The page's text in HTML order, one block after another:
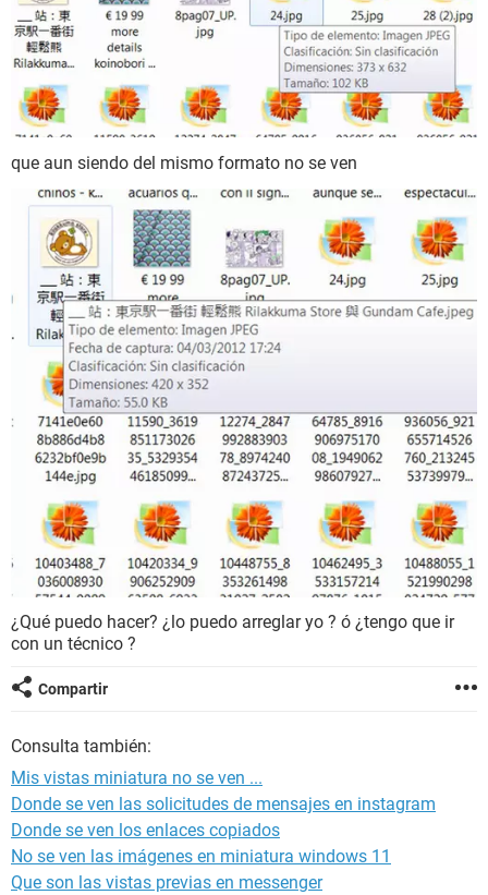
que aun siendo del mismo formato no se ven
¿Qué puedo hacer? ¿lo puedo arreglar yo ? ó ¿tengo que ir
con un técnico ?
Compartir
Consulta también:
Mis vistas miniatura no se ven ...
Donde se ven las solicitudes de mensajes en instagram
Donde se ven los enlaces copiados
No se ven las imágenes en miniatura windows 11
Que son las vistas previas en messenger